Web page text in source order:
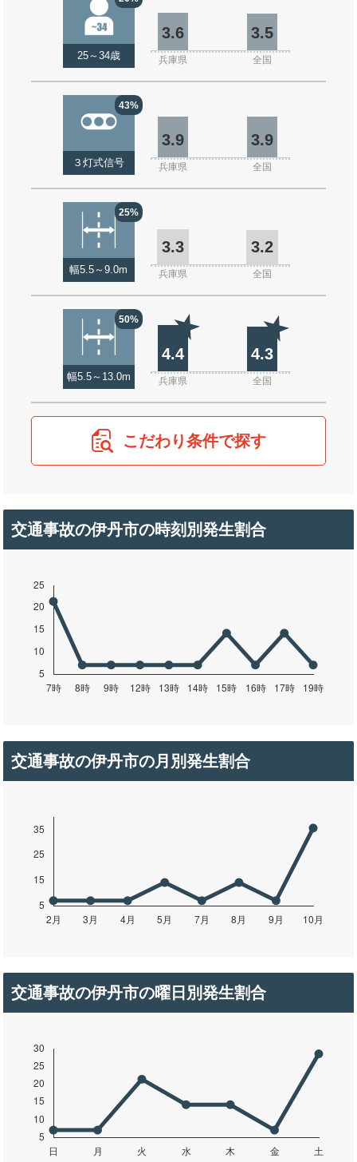
25～34歳
3.6 3.5
兵庫県 全国
43%
３灯式信号
3.9 3.9
兵庫県 全国
25%
幅5.5～9.0m
3.3 3.2
兵庫県 全国
50%
幅5.5～13.0m
4.4 4.3
兵庫県 全国
こだわり条件で探す
交通事故の伊丹市の時刻別発生割合
交通事故の伊丹市の月別発生割合
交通事故の伊丹市の曜日別発生割合